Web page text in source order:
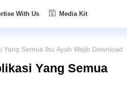
With Us Media Kit
Semua Ibu Ayah Wajib Download
Yang Semua